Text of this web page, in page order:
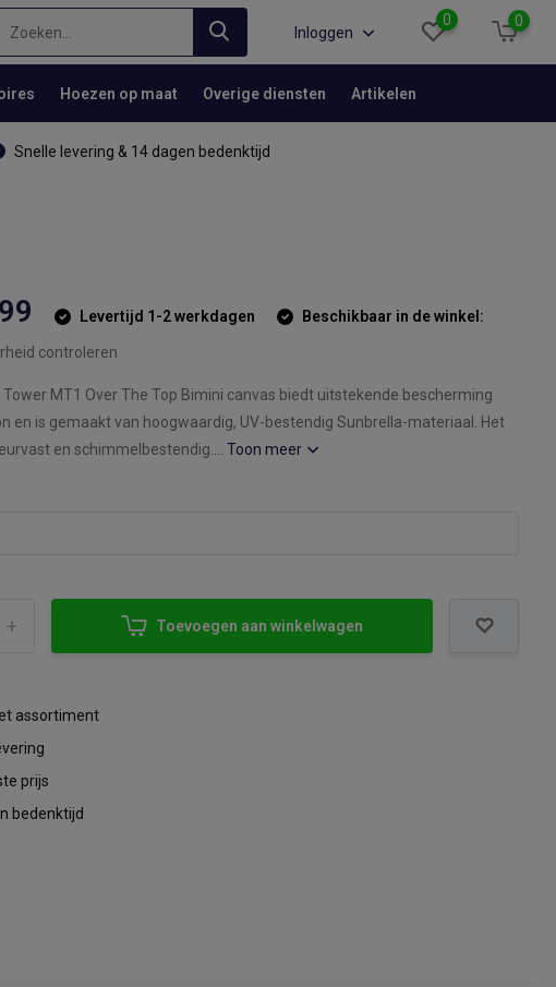
Inloggen
0 0
Hoezen op maat Overige diensten Artikelen
Snelle levering & 14 dagen bedenktijd
Levertijd 1-2 werkdagen Beschikbaar in de winkel:
controleren
Tower MT1 Over The Top Bimini canvas biedt uitstekende bescherming
en is gemaakt van hoogwaardig, UV-bestendig Sunbrella-materiaal. Het
en schimmelbestendig....Toon meer
+ Toevoegen aan winkelwagen
assortiment
prijs
bedenktijd